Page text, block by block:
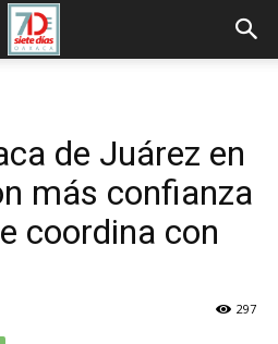
de Juárez en
más confianza
coordina con
297